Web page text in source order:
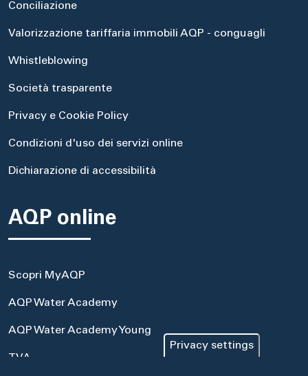
Conciliazione
Valorizzazione tariffaria immobili AQP - conguagli
Whistleblowing
Società trasparente
Privacy e Cookie Policy
Condizioni d'uso dei servizi online
Dichiarazione di accessibilità
AQP online
Scopri MyAQP
AQP Water Academy
AQP Water Academy Young
TVA
Privacy settings